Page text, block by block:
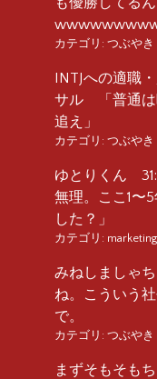
カテゴリ: つぶやき
INTJへの適職
サル 「普通は
追え」
カテゴリ: つぶやき
ゆとりくん
無理。ここ1〜
した？」
カテゴリ: marketing
みねしましゃ
ね。こういう
で。
カテゴリ: つぶやき
まずそもそも